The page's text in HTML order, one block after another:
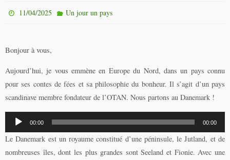
11/04/2025 Un jour un pays
Bonjour à vous,
Aujourd’hui, je vous emmène en Europe du Nord, dans un pays connu
pour ses contes de fées et sa philosophie du bonheur. Il s’agit d’un pays
scandinave membre fondateur de l’OTAN. Nous partons au Danemark !
Lecteur
audio
00:00 00:00
Le Danemark est un royaume constitué d’une péninsule, le Jutland, et de
nombreuses îles, dont les plus grandes sont Seeland et Fionie. Avec une